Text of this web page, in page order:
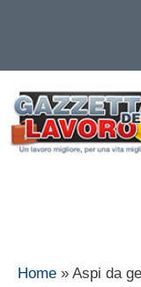
contenuto
Home » Aspi da